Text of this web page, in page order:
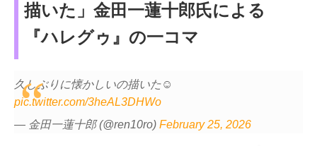
描いた」金田一蓮十郎氏による
『ハレグゥ』の一コマ
久しぶりに懐かしいの描いた☺️
pic.twitter.com/3heAL3DHWo
— 金田一蓮十郎 (@ren10ro) February 25, 2026